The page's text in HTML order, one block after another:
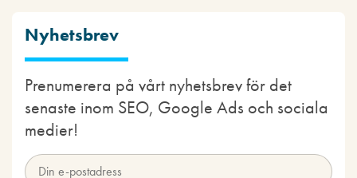
Nyhetsbrev
Prenumerera på vårt nyhetsbrev för det
senaste inom SEO, Google Ads och sociala
medier!